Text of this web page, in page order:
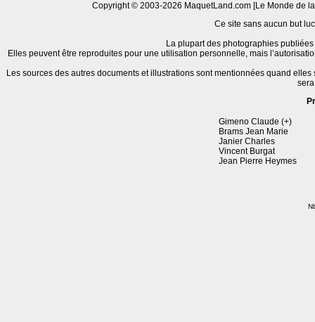
Copyright © 2003-2026 MaquetLand.com [Le Monde de
Ce site sans aucun but
La plupart des photographies
Elles peuvent être reproduites pour une utilisation personnelle, mais
Les sources des autres documents et illustrations sont mentionnées quand
Gimeno Claude (+)
Brams Jean Marie
Janier Charles
Vincent Burgat
Jean Pierre Heymes